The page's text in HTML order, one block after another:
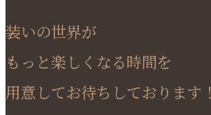
装いの世界が
もっと楽しくなる時間を
用意してお待ちしております！